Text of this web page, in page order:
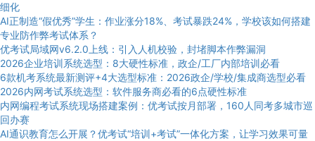
细化
AI正制造“假优秀”学生：作业涨分18%、考试暴跌24%，学校该如何搭建
专业防作弊考试体系？
优考试局域网v6.2.0上线：引入人机校验，封堵脚本作弊漏洞
2026企业培训系统选型：8大硬性标准，政企/工厂内部培训必看
6款机考系统最新测评+4大选型标准：2026政企/学校/集成商选型必看
2026内网考试系统选型：软件服务商必看的6点硬性标准
内网编程考试系统现场搭建案例：优考试按月部署，160人同考多城市巡
回办赛
AI通识教育怎么开展？优考试“培训+考试”一体化方案，让学习效果可量